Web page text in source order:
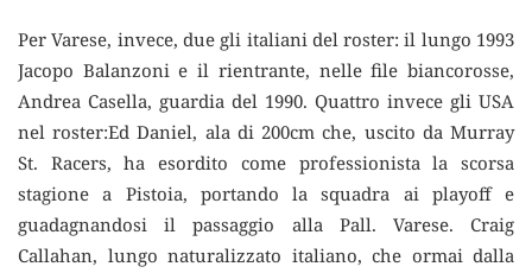
Per Varese, invece, due gli italiani del roster: il lungo 1993
Jacopo Balanzoni e il rientrante, nelle file biancorosse,
Andrea Casella, guardia del 1990. Quattro invece gli USA
nel roster:Ed Daniel, ala di 200cm che, uscito da Murray
St. Racers, ha esordito come professionista la scorsa
stagione a Pistoia, portando la squadra ai playoff e
guadagnandosi il passaggio alla Pall. Varese. Craig
Callahan, lungo naturalizzato italiano, che ormai dalla